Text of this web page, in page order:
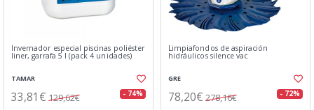
Invernador especial piscinas poliéster
liner, garrafa 5 l (pack 4 unidades)
TAMAR
33,81€ 129,62€ - 74%
Limpiafondos de aspiración
hidráulicos silence vac
GRE
78,20€ 278,16€ - 72%